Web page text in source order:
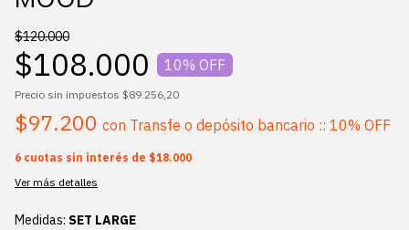
$120.000
$108.000 10% OFF
Precio sin impuestos $89.256,20
$97.200 con Transfe o depósito bancario :: 10% OFF
6 cuotas sin interés de $18.000
Ver más detalles
Medidas: SET LARGE